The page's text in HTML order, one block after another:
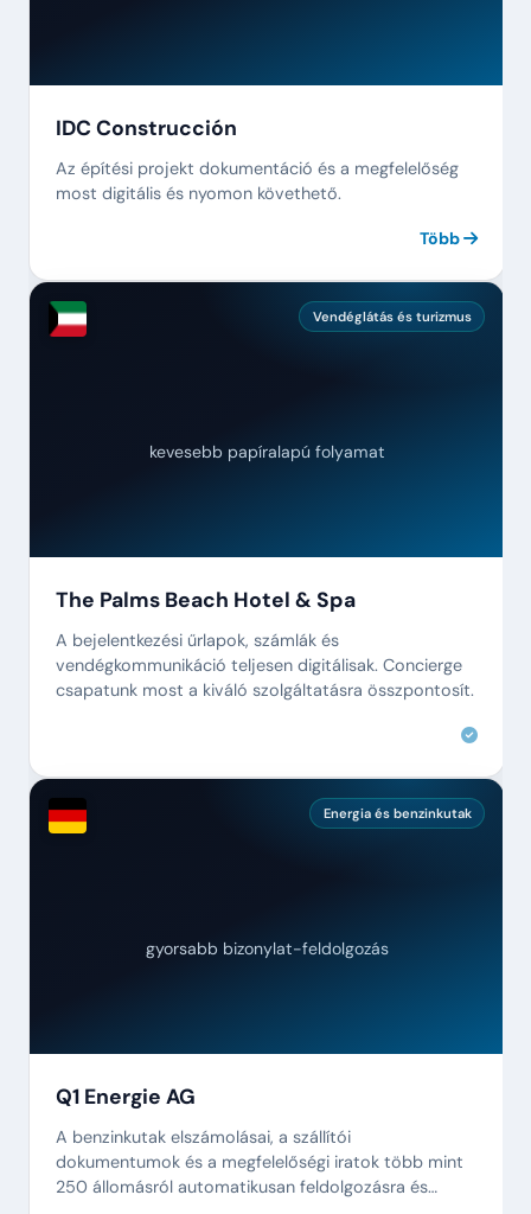
IDC Construcción
Az építési projekt dokumentáció és a megfelelőség
most digitális és nyomon követhető.
Több
Vendéglátás és turizmus
kevesebb papíralapú folyamat
The Palms Beach Hotel & Spa
A bejelentkezési űrlapok, számlák és
vendégkommunikáció teljesen digitálisak. Concierge
csapatunk most a kiváló szolgáltatásra összpontosít.
Energia és benzinkutak
gyorsabb bizonylat-feldolgozás
Q1 Energie AG
A benzinkutak elszámolásai, a szállítói
dokumentumok és a megfelelőségi iratok több mint
250 állomásról automatikusan feldolgozásra és